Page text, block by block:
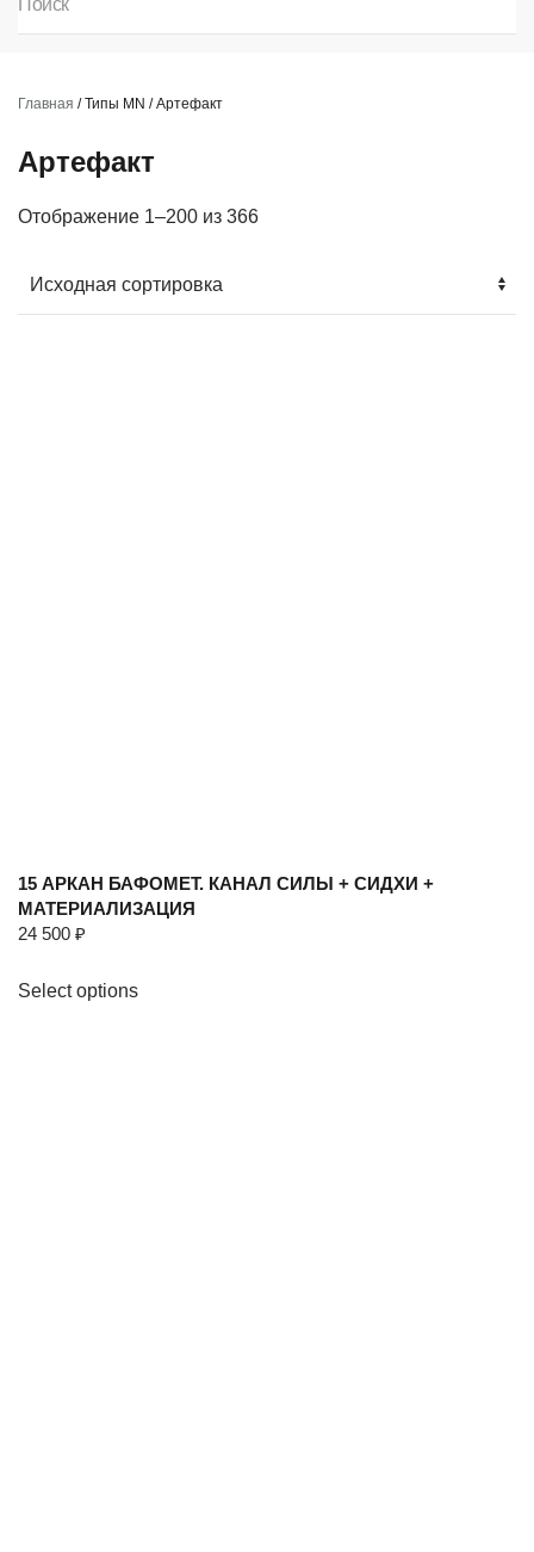
Главная / Типы MN / Артефакт
Артефакт
Отображение 1–200 из 366
15 АРКАН БАФОМЕТ. КАНАЛ СИЛЫ + СИДХИ +
МАТЕРИАЛИЗАЦИЯ
24 500 ₽
Select options